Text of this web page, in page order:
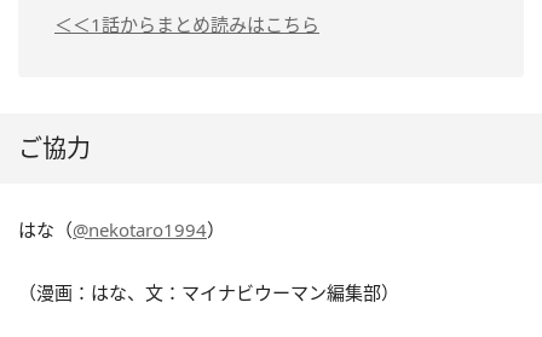
＜＜1話からまとめ読みはこちら
ご協力
はな（@nekotaro1994）
（漫画：はな、文：マイナビウーマン編集部）